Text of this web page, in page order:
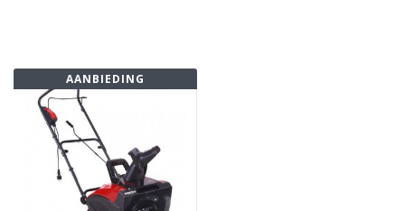
AANBIEDING